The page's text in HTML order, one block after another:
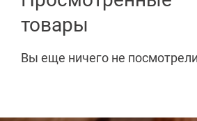
товары
Вы еще ничего не